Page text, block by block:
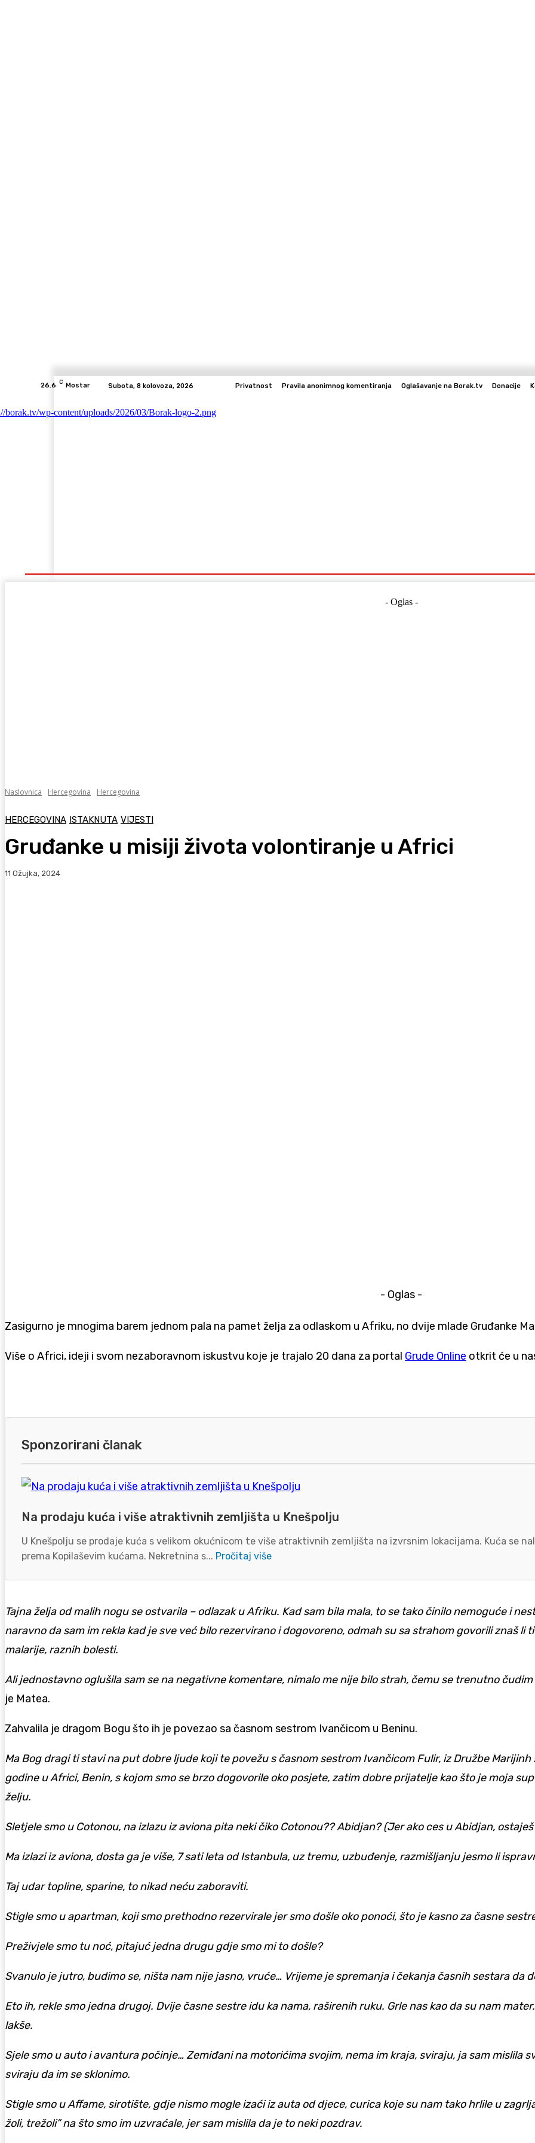
26.6 C Mostar Subota, 8 kolovoza, 2026 Privatnost Pravila anonimnog komentiranja Oglašavanje na Borak.tv Donacije
- Oglas -
Naslovnica Hercegovina Hercegovina
HERCEGOVINA ISTAKNUTA VIJESTI
Gruđanke u misiji života volontiranje u Africi
11 Ožujka, 2024
- Oglas -
Zasigurno je mnogima barem jednom pala na pamet želja za odlaskom u Afriku, no dvije mlade Gruđanke
Više o Africi, ideji i svom nezaboravnom iskustvu koje je trajalo 20 dana za portal Grude Online otkrit će u
Sponzorirani članak
Na prodaju kuća i više atraktivnih zemljišta u Knešpolju
U Knešpolju se prodaje kuća s velikom okućnicom te više atraktivnih zemljišta na izvrsnim lokacijama. Kuća se
prema Kopilaševim kućama. Nekretnina s... Pročitaj više
Tajna želja od malih nogu se ostvarila – odlazak u Afriku. Kad sam bila mala, to se tako činilo nemoguće i
naravno da sam im rekla kad je sve već bilo rezervirano i dogovoreno, odmah su sa strahom govorili znaš li
malarije, raznih bolesti.
Ali jednostavno oglušila sam se na negativne komentare, nimalo me nije bilo strah, čemu se trenutno
je Matea.
Zahvalila je dragom Bogu što ih je povezao sa časnom sestrom Ivančicom u Beninu.
Ma Bog dragi ti stavi na put dobre ljude koji te povežu s časnom sestrom Ivančicom Fulir, iz Družbe
godine u Africi, Benin, s kojom smo se brzo dogovorile oko posjete, zatim dobre prijatelje kao što je moja
želju.
Sletjele smo u Cotonou, na izlazu iz aviona pita neki čiko Cotonou?? Abidjan? (Jer ako ces u Abidjan,
Ma izlazi iz aviona, dosta ga je više, 7 sati leta od Istanbula, uz tremu, uzbuđenje, razmišljanju jesmo li
Taj udar topline, sparine, to nikad neću zaboraviti.
Stigle smo u apartman, koji smo prethodno rezervirale jer smo došle oko ponoći, što je kasno za časne
Preživjele smo tu noć, pitajuć jedna drugu gdje smo mi to došle?
Svanulo je jutro, budimo se, ništa nam nije jasno, vruće… Vrijeme je spremanja i čekanja časnih sestara da
Eto ih, rekle smo jedna drugoj. Dvije časne sestre idu ka nama, raširenih ruku. Grle nas kao da su nam
lakše.
Sjele smo u auto i avantura počinje… Zemiđani na motorićima svojim, nema im kraja, sviraju, ja sam mislila
sviraju da im se sklonimo.
Stigle smo u Affame, sirotište, gdje nismo mogle izaći iz auta od djece, curica koje su nam tako hrlile u
žoli, trežoli” na što smo im uzvraćale, jer sam mislila da je to neki pozdrav.